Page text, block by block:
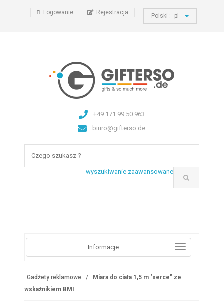
Logowanie Rejestracja Polski : pl
+49 171 99 50 963
biuro@gifterso.de
wyszukiwanie zaawansowane
Informacje
Gadżety reklamowe
Miara do ciała 1,5 m "serce" ze
wskaźnikiem BMI